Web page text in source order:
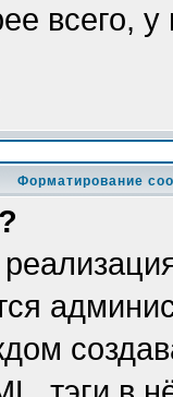
всего,
Форматирование